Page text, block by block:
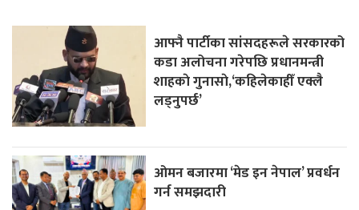
आफ्नै पार्टीका सांसदहरूले सरकारको
कडा अलोचना गरेपछि प्रधानमन्त्री
शाहकाे गुनासाे,‘कहिलेकाहीँ एक्लै
लड्नुपर्छ’
ओमन बजारमा ‘मेड इन नेपाल’ प्रवर्धन
गर्न समझदारी